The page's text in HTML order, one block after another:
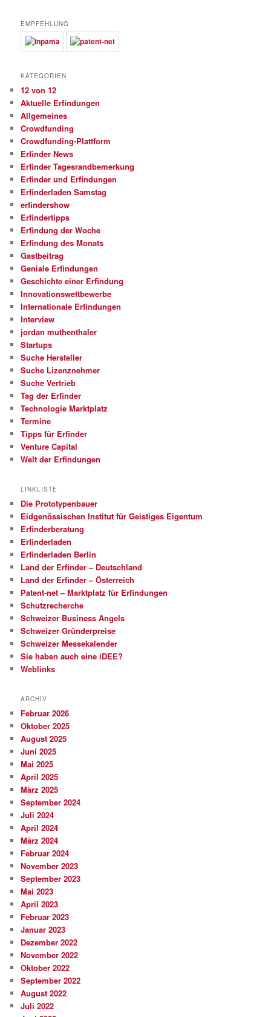
EMPFEHLUNG
KATEGORIEN
12 von 12
Aktuelle Erfindungen
Allgemeines
Crowdfunding
Crowdfunding-Plattform
Erfinder News
Erfinder Tagesrandbemerkung
Erfinder und Erfindungen
Erfinderladen Samstag
erfindershow
Erfindertipps
Erfindung der Woche
Erfindung des Monats
Gastbeitrag
Geniale Erfindungen
Geschichte einer Erfindung
Innovationswettbewerbe
Internationale Erfindungen
Interview
jordan muthenthaler
Startups
Suche Hersteller
Suche Lizenznehmer
Suche Vertrieb
Tag der Erfinder
Technologie Marktplatz
Termine
Tipps für Erfinder
Venture Capital
Welt der Erfindungen
LINKLISTE
Die Prototypenbauer
Eidgenössischen Institut für Geistiges Eigentum
Erfinderberatung
Erfinderladen
Erfinderladen Berlin
Land der Erfinder – Deutschland
Land der Erfinder – Österreich
Patent-net – Marktplatz für Erfindungen
Schutzrecherche
Schweizer Business Angels
Schweizer Gründerpreise
Schweizer Messekalender
Sie haben auch eine iDEE?
Weblinks
ARCHIV
Februar 2026
Oktober 2025
August 2025
Juni 2025
Mai 2025
April 2025
März 2025
September 2024
Juli 2024
April 2024
März 2024
Februar 2024
November 2023
September 2023
Mai 2023
April 2023
Februar 2023
Januar 2023
Dezember 2022
November 2022
Oktober 2022
September 2022
August 2022
Juli 2022